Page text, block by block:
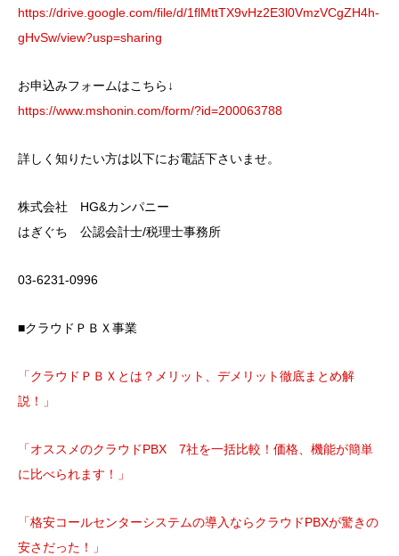
https://drive.google.com/file/d/1flMttTX9vHz2E3l0VmzVCgZH4h-
gHvSw/view?usp=sharing
お申込みフォームはこちら↓
https://www.mshonin.com/form/?id=200063788
詳しく知りたい方は以下にお電話下さいませ。
株式会社 HG&カンパニー
はぎぐち 公認会計士/税理士事務所
03-6231-0996
■クラウドＰＢＸ事業
「クラウドＰＢＸとは？メリット、デメリット徹底まとめ解
説！」
「オススメのクラウドPBX 7社を一括比較！価格、機能が簡単
に比べられます！」
「格安コールセンターシステムの導入ならクラウドPBXが驚きの
安さだった！」